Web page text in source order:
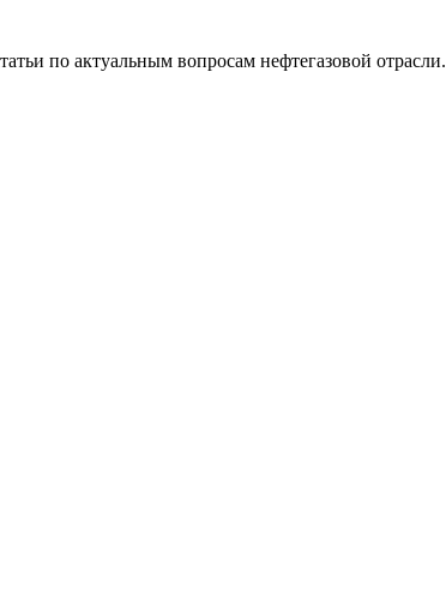
по актуальным вопросам нефтегазовой отрасли.